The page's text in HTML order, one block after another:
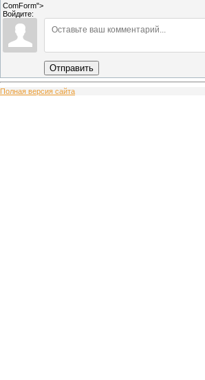
ComForm">
Войдите:
Отправить
Полная версия сайта